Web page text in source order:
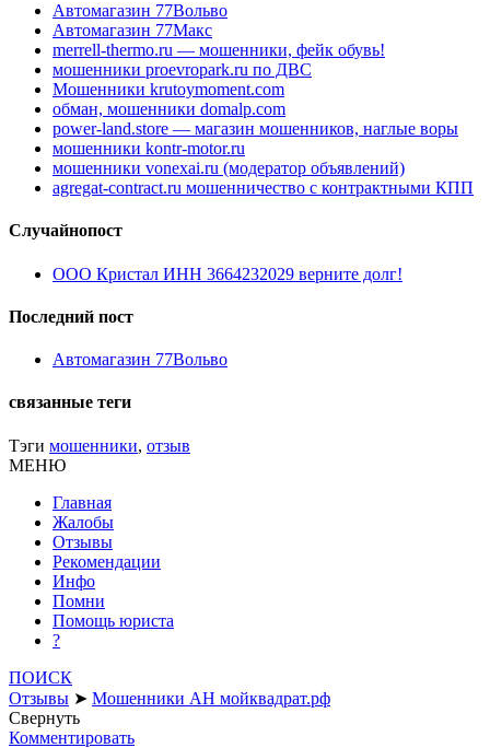
Автомагазин 77Вольво
Автомагазин 77Макс
merrell-thermo.ru — мошенники, фейк обувь!
мошенники proevropark.ru по ДВС
Мошенники krutoymoment.com
обман, мошенники domalp.com
power-land.store — магазин мошенников, наглые воры
мошенники kontr-motor.ru
мошенники vonexai.ru (модератор объявлений)
agregat-contract.ru мошенничество с контрактными КПП
Случайнопост
ООО Кристал ИНН 3664232029 верните долг!
Последний пост
Автомагазин 77Вольво
связанные теги
Тэги мошенники, отзыв
МЕНЮ
Главная
Жалобы
Отзывы
Рекомендации
Инфо
Помни
Помощь юриста
?
ПОИСК
Отзывы ➤ Мошенники АН мойквадрат.рф
Свернуть
Комментировать